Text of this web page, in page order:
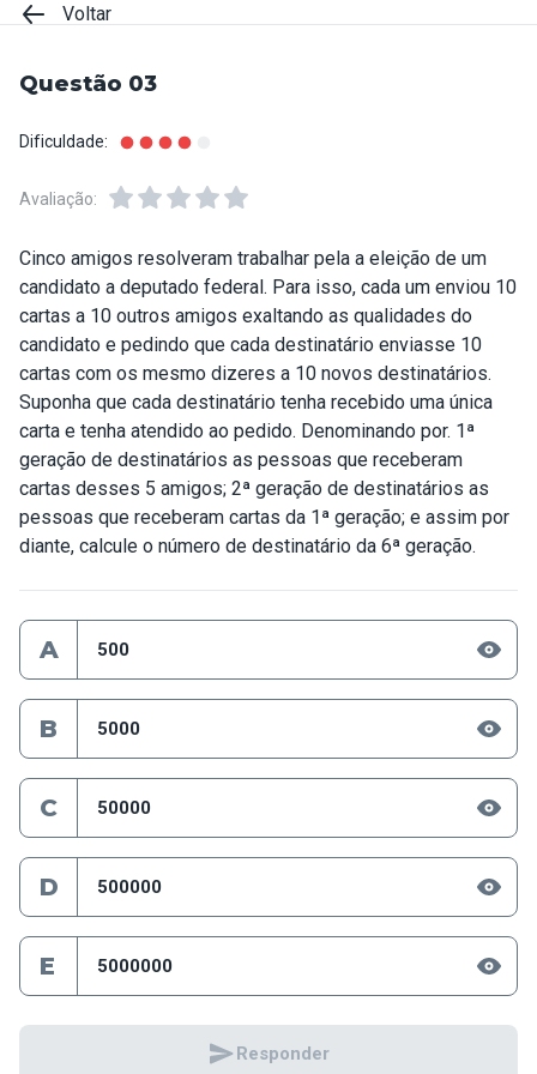
Voltar
Questão 03
Dificuldade:
Avaliação:
Cinco amigos resolveram trabalhar pela a eleição de um
candidato a deputado federal. Para isso, cada um enviou 10
cartas a 10 outros amigos exaltando as qualidades do
candidato e pedindo que cada destinatário enviasse 10
cartas com os mesmo dizeres a 10 novos destinatários.
Suponha que cada destinatário tenha recebido uma única
carta e tenha atendido ao pedido. Denominando por. 1ª
geração de destinatários as pessoas que receberam
cartas desses 5 amigos; 2ª geração de destinatários as
pessoas que receberam cartas da 1ª geração; e assim por
diante, calcule o número de destinatário da 6ª geração.
A 500
B 5000
C 50000
D 500000
E 5000000
Responder